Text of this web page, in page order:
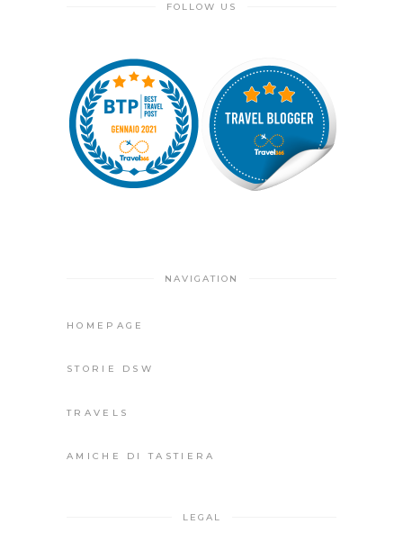
FOLLOW US
NAVIGATION
HOMEPAGE
STORIE DSW
TRAVELS
AMICHE DI TASTIERA
LEGAL